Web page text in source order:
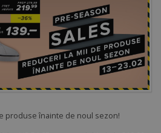
produse înainte de noul sezon!